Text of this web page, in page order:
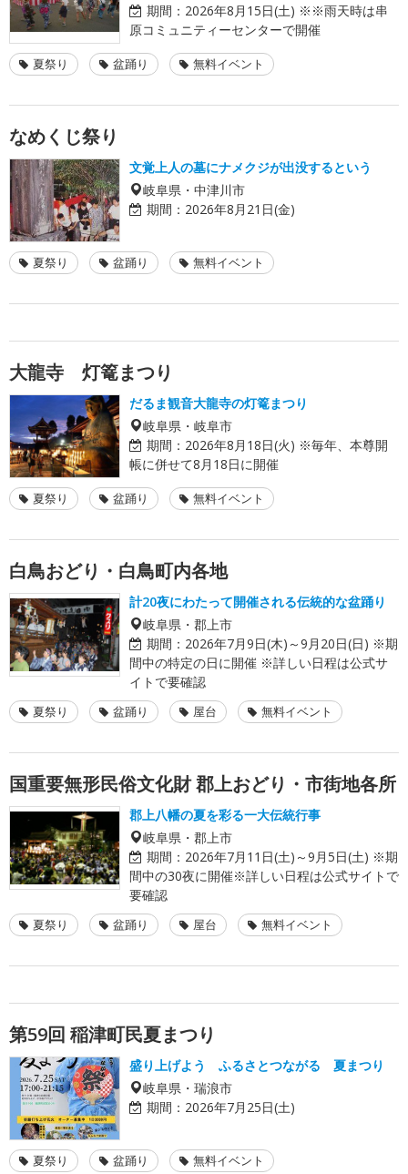
期間： 2026年8月15日(土) ※※雨天時は串
原コミュニティーセンターで開催
夏祭り 盆踊り 無料イベント
なめくじ祭り
文覚上人の墓にナメクジが出没するという
岐阜県・中津川市
期間： 2026年8月21日(金)
夏祭り 盆踊り 無料イベント
大龍寺 灯篭まつり
だるま観音大龍寺の灯篭まつり
岐阜県・岐阜市
期間： 2026年8月18日(火) ※毎年、本尊開
帳に併せて8月18日に開催
夏祭り 盆踊り 無料イベント
白鳥おどり・白鳥町内各地
計20夜にわたって開催される伝統的な盆踊り
岐阜県・郡上市
期間： 2026年7月9日(木)～9月20日(日) ※期
間中の特定の日に開催 ※詳しい日程は公式サ
イトで要確認
夏祭り 盆踊り 屋台 無料イベント
国重要無形民俗文化財 郡上おどり・市街地各所
郡上八幡の夏を彩る一大伝統行事
岐阜県・郡上市
期間： 2026年7月11日(土)～9月5日(土) ※期
間中の30夜に開催※詳しい日程は公式サイトで
要確認
夏祭り 盆踊り 屋台 無料イベント
第59回 稲津町民夏まつり
盛り上げよう ふるさとつながる 夏まつり
岐阜県・瑞浪市
期間： 2026年7月25日(土)
夏祭り 盆踊り 無料イベント